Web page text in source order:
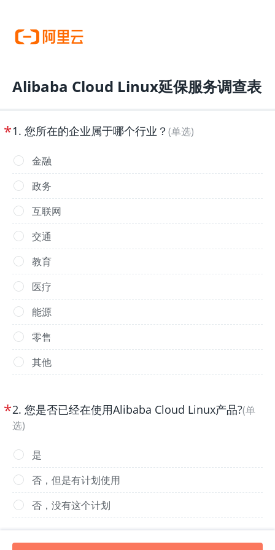
Alibaba Cloud Linux延保服务调查表
*1. 您所在的企业属于哪个行业？ (单选)
金融
政务
互联网
交通
教育
医疗
能源
零售
其他
*2. 您是否已经在使用Alibaba Cloud Linux产品?(单
选)
是
否，但是有计划使用
否，没有这个计划